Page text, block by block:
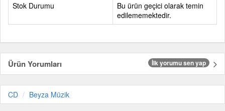
Stok Durumu
Bu ürün geçici olarak temin
edilememektedir.
Ürün Yorumları İlk yorumu sen yap
CD Beyza Müzik